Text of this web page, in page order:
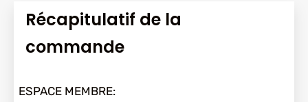
Récapitulatif de la
commande
ESPACE MEMBRE: